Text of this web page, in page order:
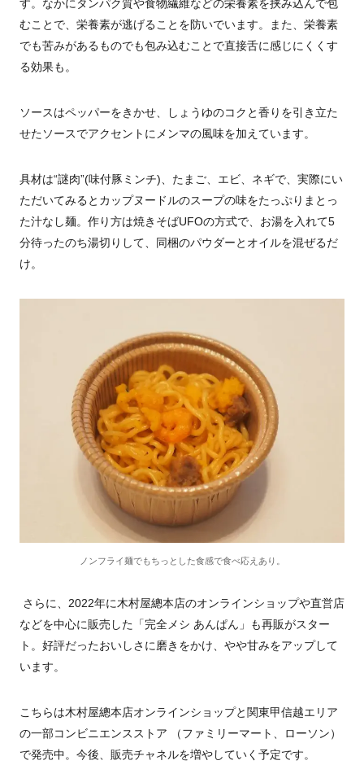
す。なかにタンパク質や食物繊維などの栄養素を挟み込んで包
むことで、栄養素が逃げることを防いでいます。また、栄養素
でも苦みがあるものでも包み込むことで直接舌に感じにくくす
る効果も。
ソースはペッパーをきかせ、しょうゆのコクと香りを引き立た
せたソースでアクセントにメンマの風味を加えています。
具材は“謎肉”(味付豚ミンチ) 、たまご、エビ、ネギで、実際にい
ただいてみるとカップヌードルのスープの味をたっぷりまとっ
た汁なし麺。作り方は焼きそばUFOの方式で、お湯を入れて5
分待ったのち湯切りして、同梱のパウダーとオイルを混ぜるだ
け。
ノンフライ麺でもちっとした食感で食べ応えあり。
さらに、 2022年に木村屋總本店のオンラインショップや直営店
などを中心に販売した「完全メシ あんぱん」も再販がスター
ト。好評だったおいしさに磨きをかけ、やや甘みをアップして
います。
こちらは木村屋總本店オンラインショップと関東甲信越エリア
の一部コンビニエンスストア （ファミリーマート、ローソン）
で発売中。今後、販売チャネルを増やしていく予定です。